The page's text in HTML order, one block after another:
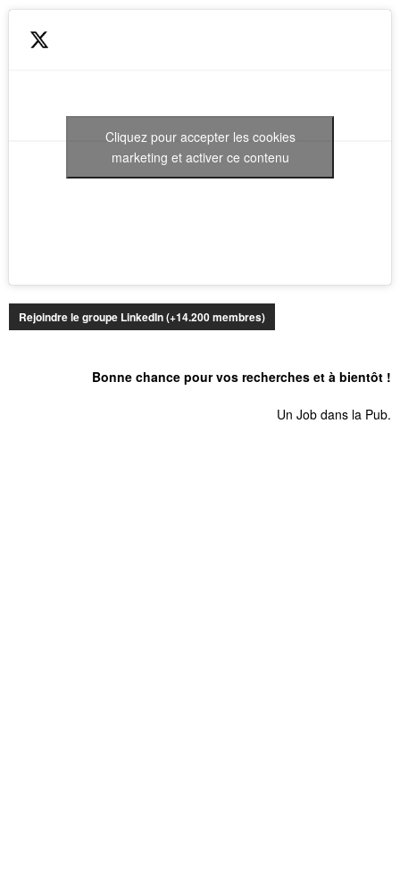
Cliquez pour accepter les cookies
marketing et activer ce contenu
Rejoindre le groupe LinkedIn (+14.200 membres)
Bonne chance pour vos recherches et à bientôt !
Un Job dans la Pub.